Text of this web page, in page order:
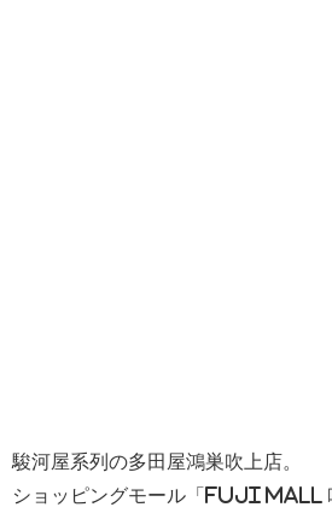
駿河屋系列の多田屋鴻巣吹上店。
ショッピングモール「FUJI MALL